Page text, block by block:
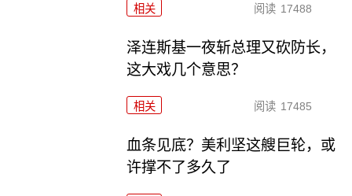
相关 阅读 17488
泽连斯基一夜斩总理又砍防长，
这大戏几个意思？
相关 阅读 17485
血条见底？美利坚这艘巨轮，或
许撑不了多久了